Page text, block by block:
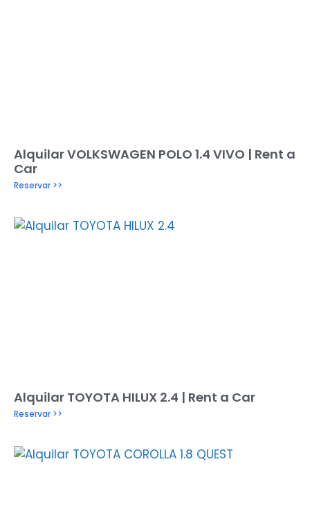
Alquilar VOLKSWAGEN POLO 1.4 VIVO | Rent a
Car
Reservar >>
Alquilar TOYOTA HILUX 2.4 | Rent a Car
Reservar >>